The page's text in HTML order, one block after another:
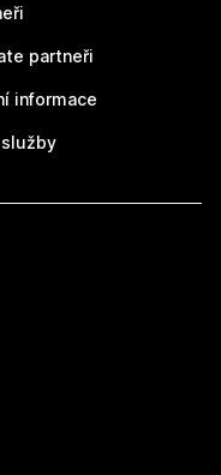
partneři
informace